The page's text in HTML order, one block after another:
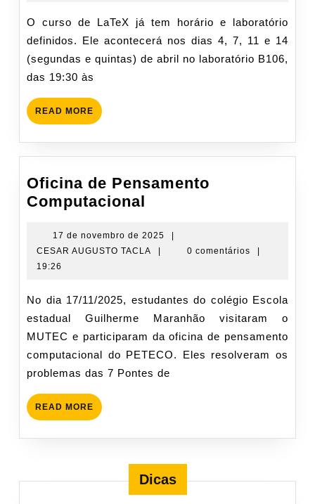
de
O curso de LaTeX já tem horário e laboratório
definidos. Ele acontecerá nos dias 4, 7, 11 e 14
(segundas e quintas) de abril no laboratório B106,
das 19:30 às
READ MORE READ
MORE
Oficina de Pensamento
Computacional
Pensamento
Computacional
17 de novembro de 2025
17
2025
CESAR AUGUSTO TACLA
CESAR0 comentários
19:26
No dia 17/11/2025, estudantes do colégio Escola
estadual Guilherme Maranhão visitaram o
MUTEC e participaram da oficina de pensamento
computacional do PETECO. Eles resolveram os
problemas das 7 Pontes de
READ MORE READ
MORE
Dicas